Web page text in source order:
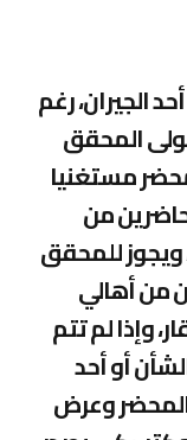
الجيران، رغم
المحقق
مستغنيا
من
للمحقق
من أهالي
وإذا لم تتم
أو أحد
وعرض